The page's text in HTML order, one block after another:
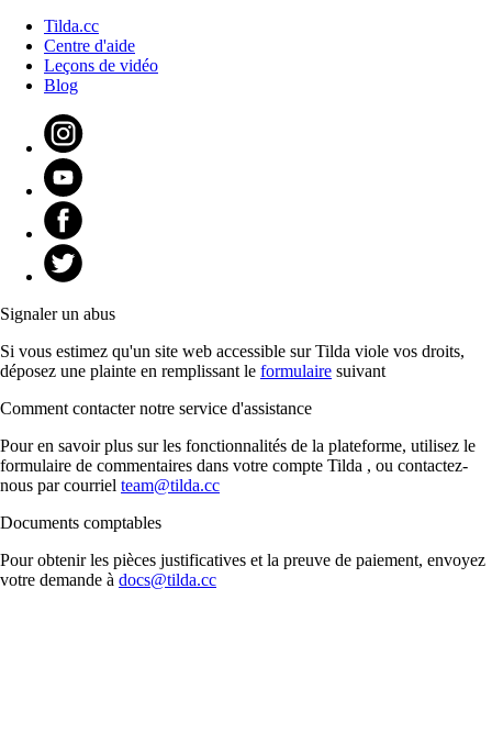
Tilda.cc
Centre d'aide
Leçons de vidéo
Blog
Signaler un abus
Si vous estimez qu'un site web accessible sur Tilda viole vos droits,
déposez une plainte en remplissant le formulaire suivant
Comment contacter notre service d'assistance
Pour en savoir plus sur les fonctionnalités de la plateforme, utilisez le
formulaire de commentaires dans votre compte Tilda , ou contactez-
nous par courriel team@tilda.cc
Documents comptables
Pour obtenir les pièces justificatives et la preuve de paiement, envoyez
votre demande à docs@tilda.cc